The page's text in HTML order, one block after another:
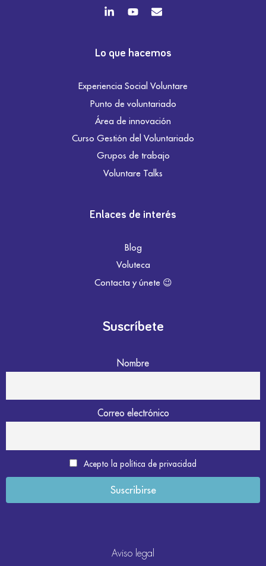
Lo que hacemos
Experiencia Social Voluntare
Punto de voluntariado
Área de innovación
Curso Gestión del Voluntariado
Grupos de trabajo
Voluntare Talks
Enlaces de interés
Blog
Voluteca
Contacta y únete 😉
Suscríbete
Nombre
Correo electrónico
Acepto la política de privacidad
Aviso legal